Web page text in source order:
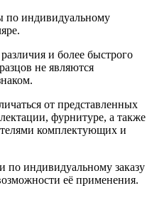
по индивидуальному
и более быстрого
не являются
от представленных
фурнитуре, а также
комплектующих и
по индивидуальному заказу
её применения.